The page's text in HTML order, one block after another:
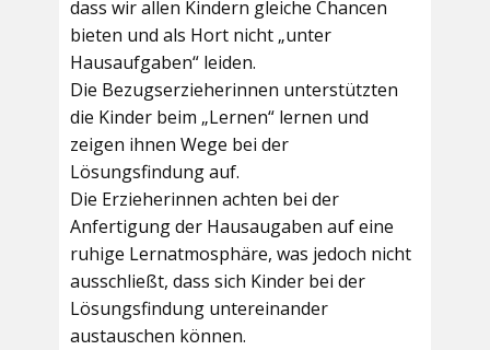
dass wir allen Kindern gleiche Chancen
bieten und als Hort nicht „unter
Hausaufgaben“ leiden.
Die Bezugserzieherinnen unterstützten
die Kinder beim „Lernen“ lernen und
zeigen ihnen Wege bei der
Lösungsfindung auf.
Die Erzieherinnen achten bei der
Anfertigung der Hausaugaben auf eine
ruhige Lernatmosphäre, was jedoch nicht
ausschließt, dass sich Kinder bei der
Lösungsfindung untereinander
austauschen können.